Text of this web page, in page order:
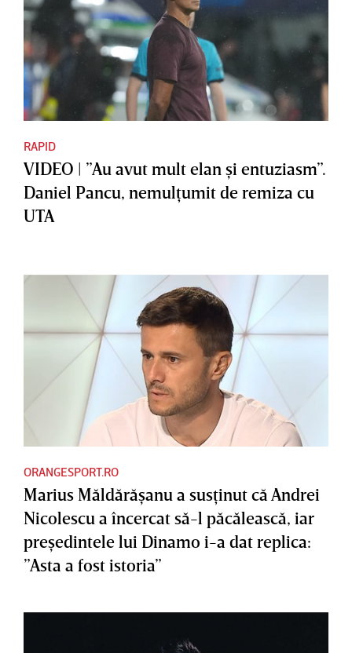
RAPID
VIDEO | ”Au avut mult elan şi entuziasm”.
Daniel Pancu, nemulţumit de remiza cu
UTA
ORANGESPORT.RO
Marius Măldărăşanu a susţinut că Andrei
Nicolescu a încercat să-l păcălească, iar
preşedintele lui Dinamo i-a dat replica:
”Asta a fost istoria”